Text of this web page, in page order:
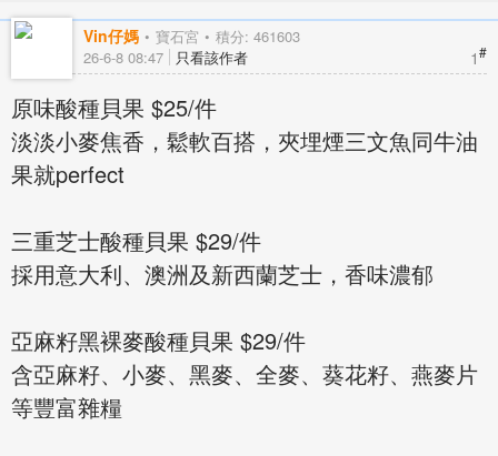
Vin仔媽 寶石宮 積分: 461603
1#
26-6-8 08:47 只看該作者
原味酸種貝果 $25/件
淡淡小麥焦香，鬆軟百搭，夾埋煙三文魚同牛油
果就perfect
三重芝士酸種貝果 $29/件
採用意大利、澳洲及新西蘭芝士，香味濃郁
亞麻籽黑裸麥酸種貝果 $29/件
含亞麻籽、小麥、黑麥、全麥、葵花籽、燕麥片
等豐富雜糧